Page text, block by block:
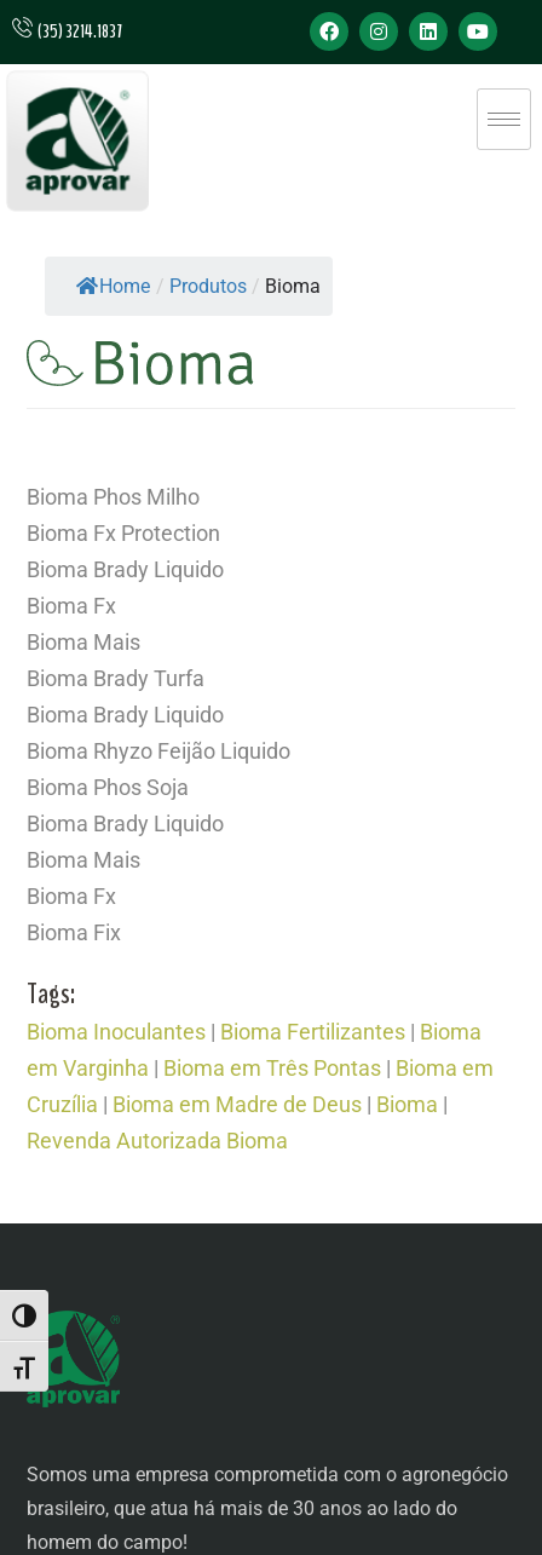
ALTERNAR ALTO CONTRASTE
ALTERNAR TAMANHO DA FONTE
(35) 3214.1837
Home / Produtos / Bioma
Bioma Phos Milho
Bioma Fx Protection
Bioma Brady Liquido
Bioma Fx
Bioma Mais
Bioma Brady Turfa
Bioma Brady Liquido
Bioma Rhyzo Feijão Liquido
Bioma Phos Soja
Bioma Brady Liquido
Bioma Mais
Bioma Fx
Bioma Fix
Tags:
Bioma Inoculantes | Bioma Fertilizantes | Bioma
em Varginha | Bioma em Três Pontas | Bioma em
Cruzília | Bioma em Madre de Deus | Bioma |
Revenda Autorizada Bioma
Somos uma empresa comprometida com o agronegócio
brasileiro, que atua há mais de 30 anos ao lado do
homem do campo!